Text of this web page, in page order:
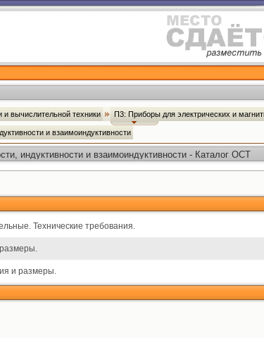
вычислительной техники П3: Приборы для электрических и
и взаимоиндуктивности
индуктивности и взаимоиндуктивности - Каталог ОСТ
Технические требования.
и размеры.